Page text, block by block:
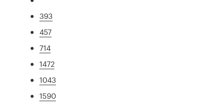
393
457
714
1472
1043
1590